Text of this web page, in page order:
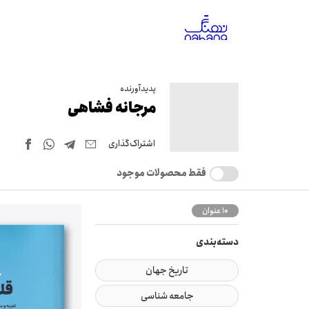
پدیدآورنده
مرجانه فشاهی
اشتراک‌گذاری
فقط محصولات موجود
10 عنوان
دسته‌بندی
تاریخ جهان
جامعه شناسی